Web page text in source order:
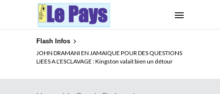
Flash Infos
JOHN DRAMANI EN JAMAIQUE POUR DES QUESTIONS
LIEES A L’ESCLAVAGE : Kingston valait bien un détour